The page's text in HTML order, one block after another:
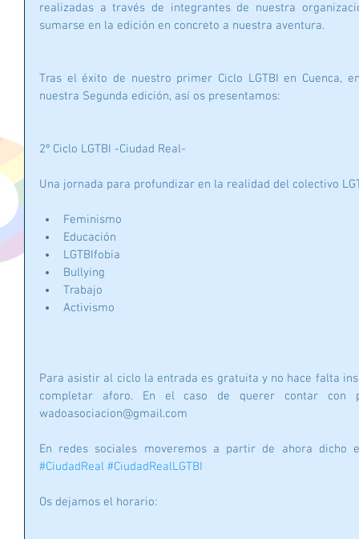
realizadas a través de integrantes de nuestra
sumarse en la edición en concreto a nuestra aventura.
Tras el éxito de nuestro primer Ciclo LGTBI en Cuenca,
nuestra Segunda edición, así os presentamos:
2º Ciclo LGTBI -Ciudad Real-
Una jornada para profundizar en la realidad del colectivo
Feminismo
Educación
LGTBIfobia
Bullying
Trabajo
Activismo
Para asistir al ciclo la entrada es gratuita y no hace falta
completar aforo. En el caso de querer contar con
wadoasociacion@gmail.com
En redes sociales moveremos a partir de ahora dicho
#CiudadReal #CiudadRealLGTBI
Os dejamos el horario: